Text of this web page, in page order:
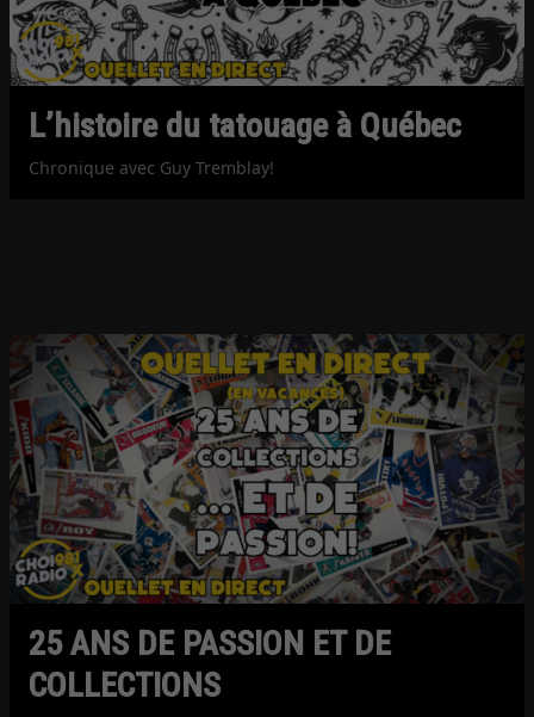
L’histoire du tatouage à Québec
Chronique avec Guy Tremblay!
25 ANS DE PASSION ET DE
COLLECTIONS